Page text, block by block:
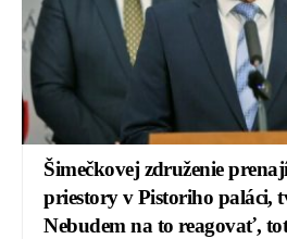
Šimečkovej združenie
priestory v Pistoriho paláci,
Nebudem na to reagovať,